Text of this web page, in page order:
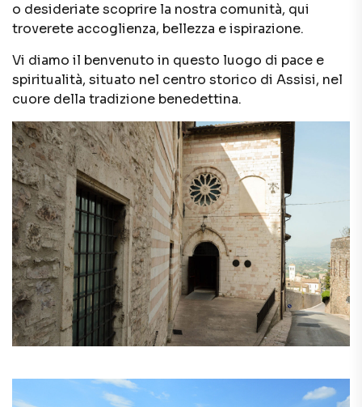
o desideriate scoprire la nostra comunità, qui
troverete accoglienza, bellezza e ispirazione.
Vi diamo il benvenuto in questo luogo di pace e
spiritualità, situato nel centro storico di Assisi, nel
cuore della tradizione benedettina.